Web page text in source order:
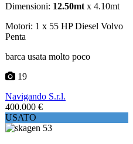
Dimensioni: 12.50mt x 4.10mt
Motori: 1 x 55 HP Diesel Volvo
Penta
barca usata molto poco
19
Navigando S.r.l.
400.000 €
USATO